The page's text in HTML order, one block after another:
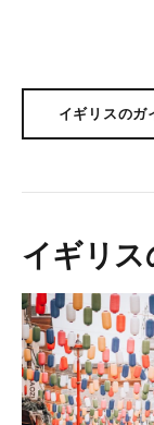
イギリスの
イギリ